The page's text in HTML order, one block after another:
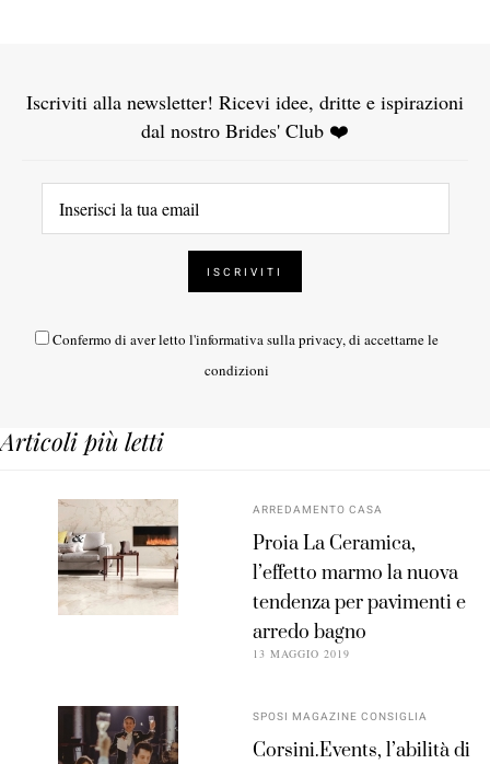
Iscriviti alla newsletter! Ricevi idee, dritte e ispirazioni
dal nostro Brides' Club ❤️
Confermo di aver letto l'informativa sulla privacy, di accettarne le
condizioni
Articoli più letti
ARREDAMENTO CASA
Proia La Ceramica,
l’effetto marmo la nuova
tendenza per pavimenti e
arredo bagno
13 MAGGIO 2019
SPOSI MAGAZINE CONSIGLIA
Corsini.Events, l’abilità di